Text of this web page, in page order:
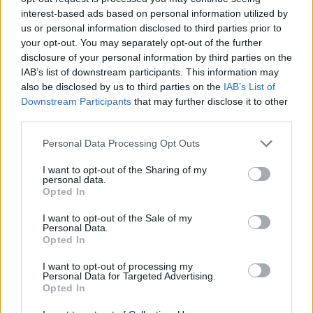
interest-based ads based on personal information utilized by
us or personal information disclosed to third parties prior to
your opt-out. You may separately opt-out of the further
disclosure of your personal information by third parties on the
IAB’s list of downstream participants. This information may
also be disclosed by us to third parties on the IAB’s List of
Downstream Participants that may further disclose it to other
Personal Data Processing Opt Outs
I want to opt-out of the Sharing of my
personal data.
Opted In
I want to opt-out of the Sale of my
Personal Data.
Opted In
I want to opt-out of processing my
Personal Data for Targeted Advertising.
Opted In
Ουκρανού προέδρου, υποστηρίζοντας ότι
προτεραιότητα δεν είναι μια συνάντηση κορυφής
αλλά η επίτευξη διαρκών ειρηνευτικών
συμφωνιών.
Αναφερόμενος στην ανοικτή επιστολή του
Ζελένσκι, ο Πούτιν δήλωσε ότι δεν βλέπει λόγο για
μια συνάντηση με τον Ουκρανό πρόεδρο στην
παρούσα φάση, υποστηρίζοντας ότι
προηγουμένως θα πρέπει να υπάρξει πρόοδος σε
οι προϋποθέσεις για μια διαρκή ειρηνευτική
συμφωνία. «Πρέπει πρώτα να καταλήξουμε στη
λύση», είπε χαρακτηριστικά.
Ο Ρώσος πρόεδρος ανέφερε ακόμη ότι διάβασε